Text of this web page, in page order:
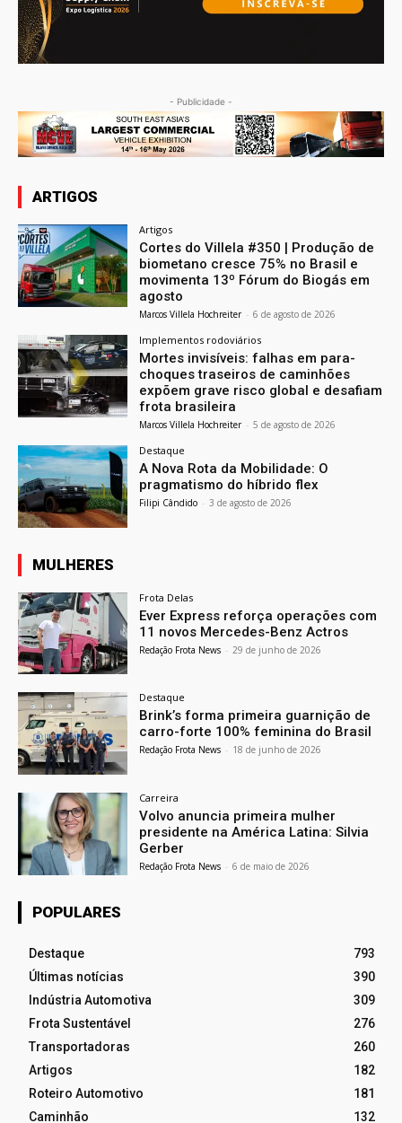
- Publicidade -
ARTIGOS
Artigos
Cortes do Villela #350 | Produção de
biometano cresce 75% no Brasil e
movimenta 13º Fórum do Biogás em
agosto
Marcos Villela Hochreiter - 6 de agosto de 2026
Implementos rodoviários
Mortes invisíveis: falhas em para-
choques traseiros de caminhões
expõem grave risco global e desafiam
frota brasileira
Marcos Villela Hochreiter - 5 de agosto de 2026
Destaque
A Nova Rota da Mobilidade: O
pragmatismo do híbrido flex
Filipi Cândido - 3 de agosto de 2026
MULHERES
Frota Delas
Ever Express reforça operações com
11 novos Mercedes-Benz Actros
Redação Frota News - 29 de junho de 2026
Destaque
Brink’s forma primeira guarnição de
carro-forte 100% feminina do Brasil
Redação Frota News - 18 de junho de 2026
Carreira
Volvo anuncia primeira mulher
presidente na América Latina: Silvia
Gerber
Redação Frota News - 6 de maio de 2026
POPULARES
Destaque
793
Últimas notícias
390
Indústria Automotiva
309
Frota Sustentável
276
Transportadoras
260
Artigos
182
Roteiro Automotivo
181
Caminhão
132